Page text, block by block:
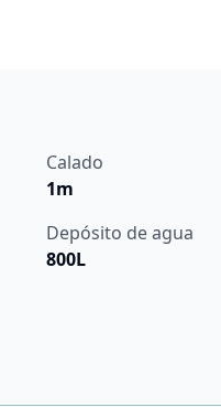
Calado
1m
Depósito de agua
800L